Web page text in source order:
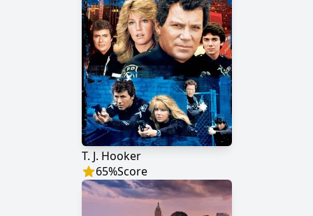
T. J. Hooker
65%Score